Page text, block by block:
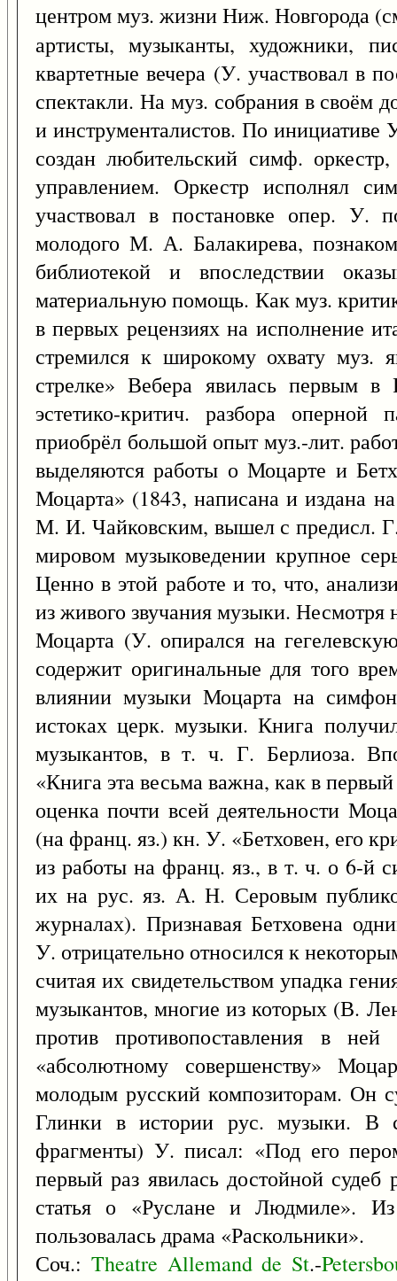
центром муз. жизни Ниж. Новгорода
артисты, музыканты, художники,
квартетные вечера (У. участвовал в
спектакли. На муз. собрания в своём
и инструменталистов. По
создан любительский симф.
управлением. Оркестр исполнял
участвовал в постановке опер. У.
молодого М. А. Балакирева,
библиотекой и впоследствии
материальную помощь. Как муз.
в первых рецензиях на исполнение
стремился к широкому охвату муз.
стрелке» Вебера явилась первым в
эстетико-критич. разбора
приобрёл большой опыт муз.-лит.
выделяются работы о Моцарте и
Моцарта» (1843, написана и издана
М. И. Чайковским, вышел с предисл.
мировом музыковедении крупное
Ценно в этой работе и то, что,
из живого звучания музыки. Несмотря
Моцарта (У. опирался на
содержит оригинальные для того
влиянии музыки Моцарта на
истоках церк. музыки. Книга
музыкантов, в т. ч. Г. Берлиоза.
«Книга эта весьма важна, как в
оценка почти всей деятельности
(на франц. яз.) кн. У. «Бетховен, его
из работы на франц. яз., в т. ч. о 6-й
их на рус. яз. А. Н. Серовым
журналах). Признавая Бетховена
У. отрицательно относился к
считая их свидетельством упадка
музыкантов, многие из которых (В.
против противопоставления в ней
«абсолютному совершенству»
молодым русский композиторам. Он
Глинки в истории рус. музыки. В
фрагменты) У. писал: «Под его
первый раз явилась достойной
статья о «Руслане и Людмиле».
пользовалась драма «Раскольники».
Соч.: Theatre Allemand de St.-